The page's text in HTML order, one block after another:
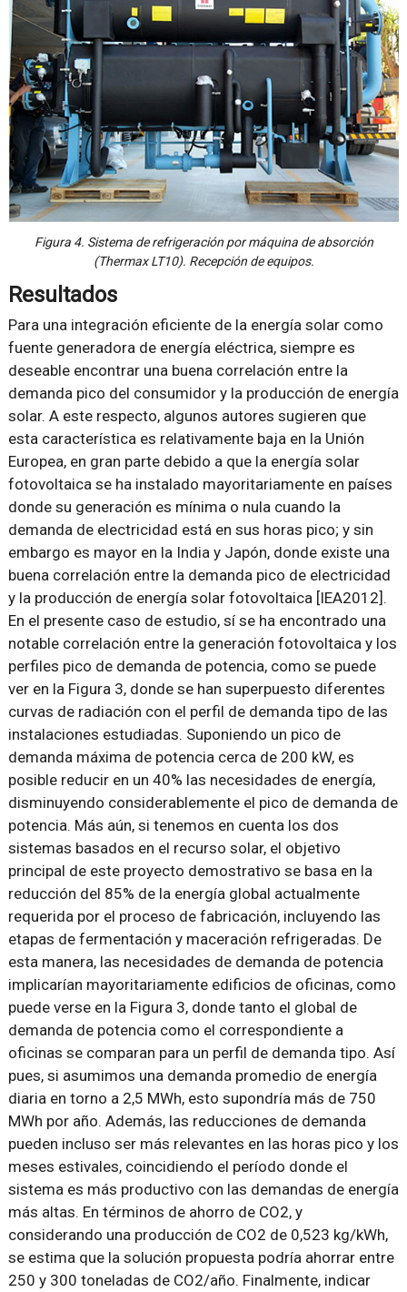
Figura 4. Sistema de refrigeración por máquina de absorción
(Thermax LT10). Recepción de equipos.
Resultados
Para una integración eficiente de la energía solar como
fuente generadora de energía eléctrica, siempre es
deseable encontrar una buena correlación entre la
demanda pico del consumidor y la producción de energía
solar. A este respecto, algunos autores sugieren que
esta característica es relativamente baja en la Unión
Europea, en gran parte debido a que la energía solar
fotovoltaica se ha instalado mayoritariamente en países
donde su generación es mínima o nula cuando la
demanda de electricidad está en sus horas pico; y sin
embargo es mayor en la India y Japón, donde existe una
buena correlación entre la demanda pico de electricidad
y la producción de energía solar fotovoltaica [IEA2012].
En el presente caso de estudio, sí se ha encontrado una
notable correlación entre la generación fotovoltaica y los
perfiles pico de demanda de potencia, como se puede
ver en la Figura 3, donde se han superpuesto diferentes
curvas de radiación con el perfil de demanda tipo de las
instalaciones estudiadas. Suponiendo un pico de
demanda máxima de potencia cerca de 200 kW, es
posible reducir en un 40% las necesidades de energía,
disminuyendo considerablemente el pico de demanda de
potencia. Más aún, si tenemos en cuenta los dos
sistemas basados en el recurso solar, el objetivo
principal de este proyecto demostrativo se basa en la
reducción del 85% de la energía global actualmente
requerida por el proceso de fabricación, incluyendo las
etapas de fermentación y maceración refrigeradas. De
esta manera, las necesidades de demanda de potencia
implicarían mayoritariamente edificios de oficinas, como
puede verse en la Figura 3, donde tanto el global de
demanda de potencia como el correspondiente a
oficinas se comparan para un perfil de demanda tipo. Así
pues, si asumimos una demanda promedio de energía
diaria en torno a 2,5 MWh, esto supondría más de 750
MWh por año. Además, las reducciones de demanda
pueden incluso ser más relevantes en las horas pico y los
meses estivales, coincidiendo el período donde el
sistema es más productivo con las demandas de energía
más altas. En términos de ahorro de CO2, y
considerando una producción de CO2 de 0,523 kg/kWh,
se estima que la solución propuesta podría ahorrar entre
250 y 300 toneladas de CO2/año. Finalmente, indicar